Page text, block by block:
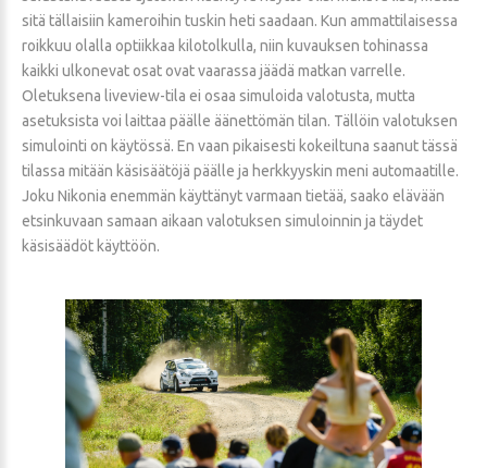
sitä tällaisiin kameroihin tuskin heti saadaan. Kun ammattilaisessa
roikkuu olalla optiikkaa kilotolkulla, niin kuvauksen tohinassa
kaikki ulkonevat osat ovat vaarassa jäädä matkan varrelle.
Oletuksena liveview-tila ei osaa simuloida valotusta, mutta
asetuksista voi laittaa päälle äänettömän tilan. Tällöin valotuksen
simulointi on käytössä. En vaan pikaisesti kokeiltuna saanut tässä
tilassa mitään käsisäätöjä päälle ja herkkyyskin meni automaatille.
Joku Nikonia enemmän käyttänyt varmaan tietää, saako elävään
etsinkuvaan samaan aikaan valotuksen simuloinnin ja täydet
käsisäädöt käyttöön.